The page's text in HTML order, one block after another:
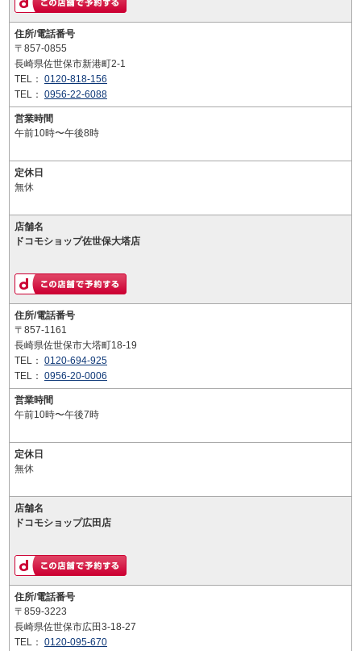
住所/電話番号
〒857-0855
長崎県佐世保市新港町2-1
TEL： 0120-818-156
TEL： 0956-22-6088
営業時間
午前10時〜午後8時
定休日
無休
店舗名
ドコモショップ佐世保大塔店
住所/電話番号
〒857-1161
長崎県佐世保市大塔町18-19
TEL： 0120-694-925
TEL： 0956-20-0006
営業時間
午前10時〜午後7時
定休日
無休
店舗名
ドコモショップ広田店
住所/電話番号
〒859-3223
長崎県佐世保市広田3-18-27
TEL： 0120-095-670